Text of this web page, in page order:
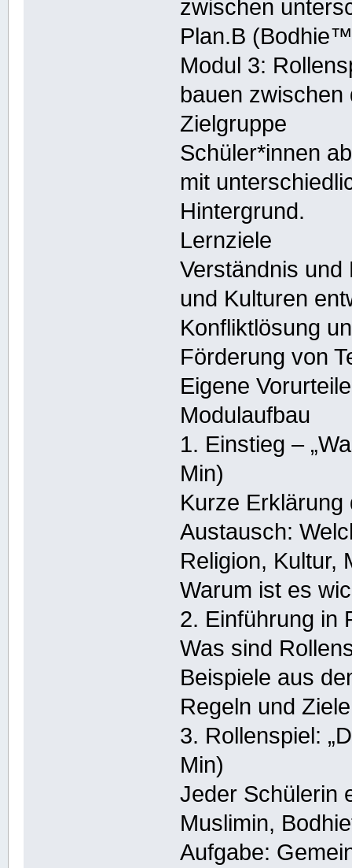
zwischen
Plan.B
Modul 3:
bauen zwischen
Zielgruppe
Schüler*innen
mit
Hintergrund.
Lernziele
Verständnis und
und Kulturen
Konfliktlösung
Förderung von
Eigene
Modulaufbau
1. Einstieg –
Min)
Kurze Erklärung
Austausch:
Religion, Kultur,
Warum ist es
2. Einführung in
Was sind
Beispiele aus
Regeln und
3. Rollenspiel:
Min)
Jeder Schülerin
Muslimin,
Aufgabe: